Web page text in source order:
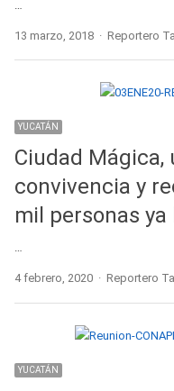
13 marzo, 2018 Author
Reportero
YUCATÁN
Ciudad Mágica,
convivencia y
mil personas
…
4 febrero, 2020 Author
Reportero
YUCATÁN